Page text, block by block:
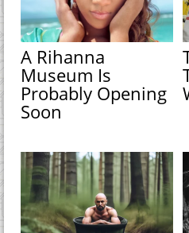
A Rihanna
Museum Is
Probably Opening
Soon